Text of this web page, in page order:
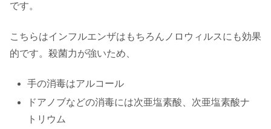
です。
こちらはインフルエンザはもちろんノロウィルスにも効果
的です。殺菌力が強いため、
手の消毒はアルコール
ドアノブなどの消毒には次亜塩素酸、次亜塩素酸ナ
トリウム